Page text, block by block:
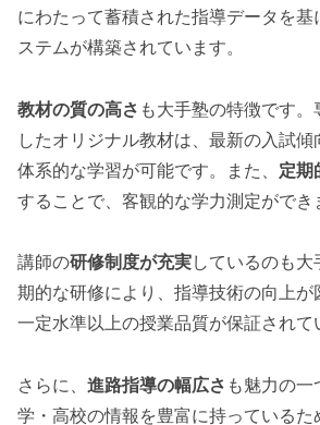
にわたって蓄積された指導データを
ステムが構築されています。
教材の質の高さ も大手塾の特徴です
したオリジナル教材は、最新の入試傾
体系的な学習が可能です。また、 定期
することで、客観的な学力測定ができ
講師の研修制度が充実しているのも
期的な研修により、指導技術の向上が
一定水準以上の授業品質が保証されて
さらに、 進路指導の幅広さ も魅力の
学・高校の情報を豊富に持っているた